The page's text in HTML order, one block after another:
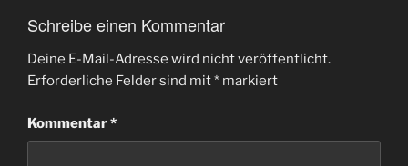
Schreibe einen Kommentar
Deine E-Mail-Adresse wird nicht veröffentlicht.
Erforderliche Felder sind mit* markiert
Kommentar*